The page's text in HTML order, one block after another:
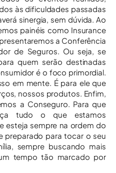
às dificuldades passadas
sinergia, sem dúvida. Ao
painéis como Insurance
a Conferência
de Seguros. Ou seja, se
quem serão destinadas
é o foco primordial.
em mente. É para ele que
nossos produtos. Enfim,
a Conseguro. Para que
tudo o que estamos
esteja sempre na ordem do
preparado para tocar o seu
sempre buscando mais
tempo tão marcado por